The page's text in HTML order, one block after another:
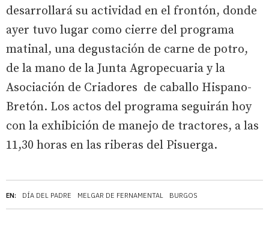
EN: DÍA DEL PADRE MELGAR DE FERNAMENTAL BURGOS
desarrollará su actividad en el frontón, donde
ayer tuvo lugar como cierre del programa
matinal, una degustación de carne de potro,
de la mano de la Junta Agropecuaria y la
Asociación de Criadores de caballo Hispano-
Bretón. Los actos del programa seguirán hoy
con la exhibición de manejo de tractores, a las
11,30 horas en las riberas del Pisuerga.